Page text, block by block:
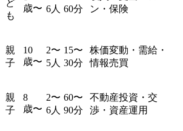
ど
も
歳〜 6人 60分
ン・保険
親
子
10
歳〜
2〜
5人
15〜
30分
株価変動・需給・
情報売買
親
子
8
歳〜
2〜
6人
60〜
90分
不動産投資・交
渉・資産運用